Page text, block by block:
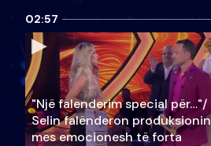
02:57
"Një falenderim special për…"/
Selin falënderon produksionin
mes emocionesh të forta